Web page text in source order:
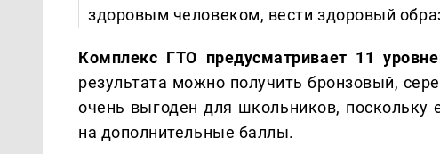
здоровым человеком, вести здоровый
Комплекс ГТО предусматривает 11
результата можно получить бронзовый,
очень выгоден для школьников,
на дополнительные баллы.